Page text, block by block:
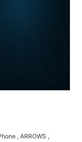
, ARROWS ,